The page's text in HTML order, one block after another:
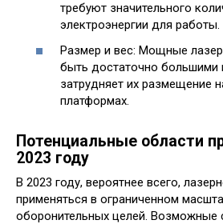
требуют значительного
электроэнергии для работы.
Размер и вес: Мощные
быть достаточно большими
затрудняет их размещение
платформах.
Потенциальные области
2023 году
В 2023 году, вероятнее всего,
применяться в ограниченном
оборонительных целей. Возможные